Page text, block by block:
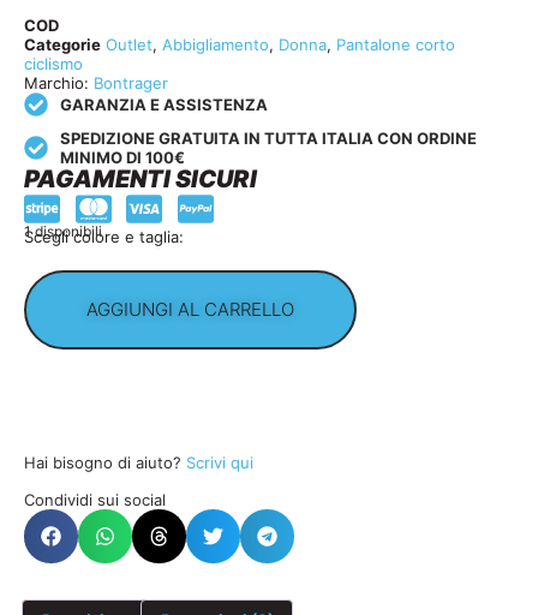
COD
Categorie Outlet, Abbigliamento, Donna, Pantalone corto
ciclismo
Marchio: Bontrager
GARANZIA E ASSISTENZA
SPEDIZIONE GRATUITA IN TUTTA ITALIA CON ORDINE
MINIMO DI 100€
PAGAMENTI SICURI
Scegli colore e taglia:
1 disponibili
AGGIUNGI AL CARRELLO
Hai bisogno di aiuto? Scrivi qui
Condividi sui social